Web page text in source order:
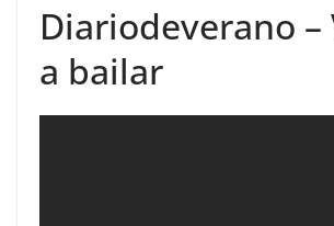
Diariodeverano –
a bailar